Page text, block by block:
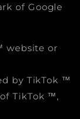
of Google
website or
by TikTok ™
TikTok ™,